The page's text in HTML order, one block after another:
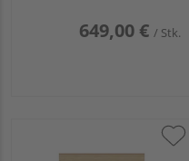
649,00 € / Stk.